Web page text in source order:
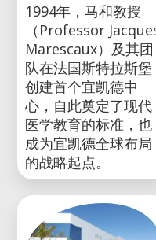
1994年，马和教授
（Professor
Marescaux）及其团
队在法国斯特拉斯堡
创建首个宜凯德中
心，自此奠定了现代
医学教育的标准，也
成为宜凯德全球布局
的战略起点。